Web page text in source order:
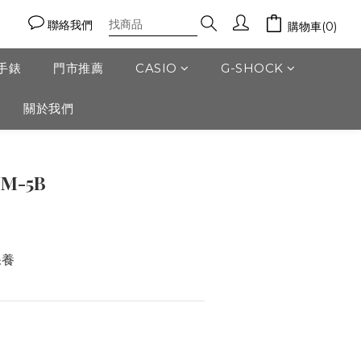
聯絡我們 購物車(0)
錶 門市推薦 CASIO G-SHOCK
關於我們
5B